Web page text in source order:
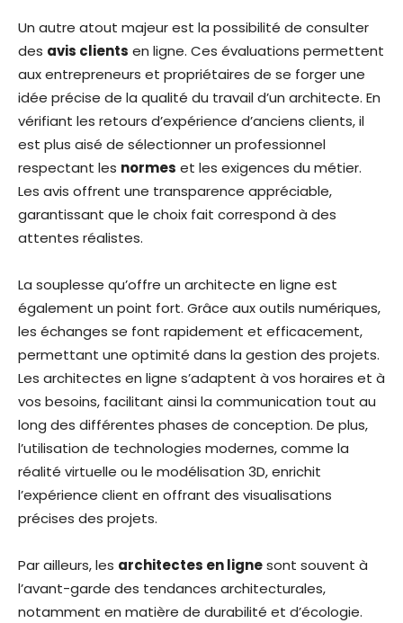
Un autre atout majeur est la possibilité de consulter
des avis clients en ligne. Ces évaluations permettent
aux entrepreneurs et propriétaires de se forger une
idée précise de la qualité du travail d’un architecte. En
vérifiant les retours d’expérience d’anciens clients, il
est plus aisé de sélectionner un professionnel
respectant les normes et les exigences du métier.
Les avis offrent une transparence appréciable,
garantissant que le choix fait correspond à des
attentes réalistes.
La souplesse qu’offre un architecte en ligne est
également un point fort. Grâce aux outils numériques,
les échanges se font rapidement et efficacement,
permettant une optimité dans la gestion des projets.
Les architectes en ligne s’adaptent à vos horaires et à
vos besoins, facilitant ainsi la communication tout au
long des différentes phases de conception. De plus,
l’utilisation de technologies modernes, comme la
réalité virtuelle ou le modélisation 3D, enrichit
l’expérience client en offrant des visualisations
précises des projets.
Par ailleurs, les architectes en lignesont souvent à
l’avant-garde des tendances architecturales,
notamment en matière de durabilité et d’écologie.